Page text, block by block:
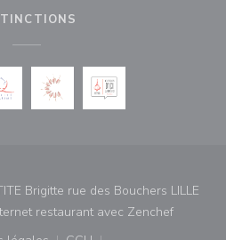
Brigitte rue des Bouchers LILLE
restaurant avec Zenchef((ouvre